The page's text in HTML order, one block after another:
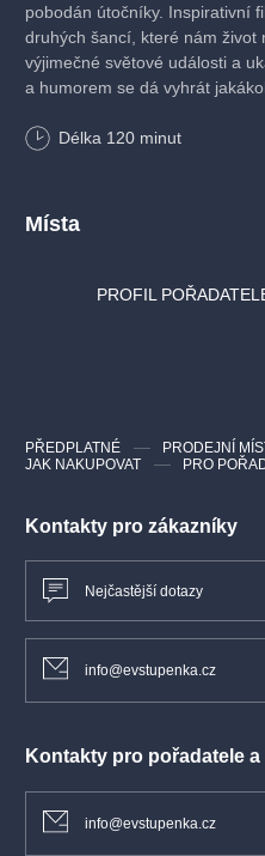
pobodán útočníky. Inspirativní
druhých šancí, které nám
výjimečné světové události a
a humorem se dá vyhrát
Drama, Česko, 2025, 120 min
Scénář: Dan Pánek, Martin
Hrají: Ivan Trojan, Lenka
Délka 120 minut
Místa
PROFIL
Kontakty pro zákazníky
Nejčastější dotazy
info@evstupenka.cz
Kontakty pro pořadatele
info@evstupenka.cz
PŘEDPLATNÉ PRODEJNÍ
JAK NAKUPOVAT
PRO